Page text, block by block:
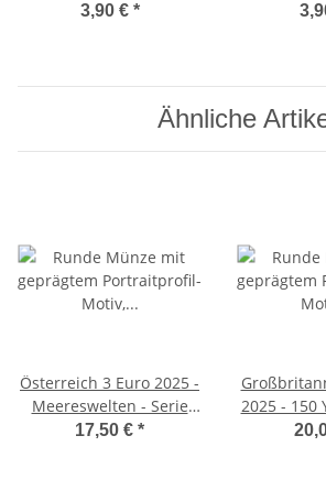
3,90 € *
Ähnliche
Österreich 3 Euro 2025 -
Meereswelten - Serie
#10 - Leuchtkalmar
17,50 € *
2025 - 150